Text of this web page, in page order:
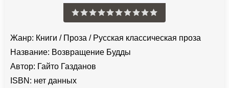
Жанр: Книги / Проза / Русская классическая проза
Название: Возвращение Будды
Автор: Гайто Газданов
ISBN: нет данных